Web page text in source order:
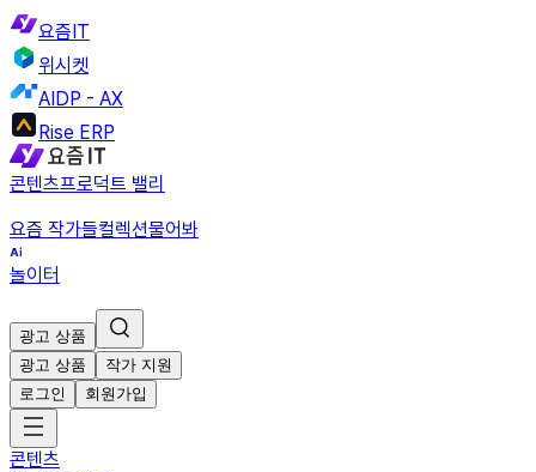
요즘IT
위시켓
AIDP - AX
Rise ERP
콘텐츠프로덕트 밸리
요즘 작가들컬렉션물어봐
놀이터
광고 상품
광고 상품
작가 지원
로그인
회원가입
콘텐츠